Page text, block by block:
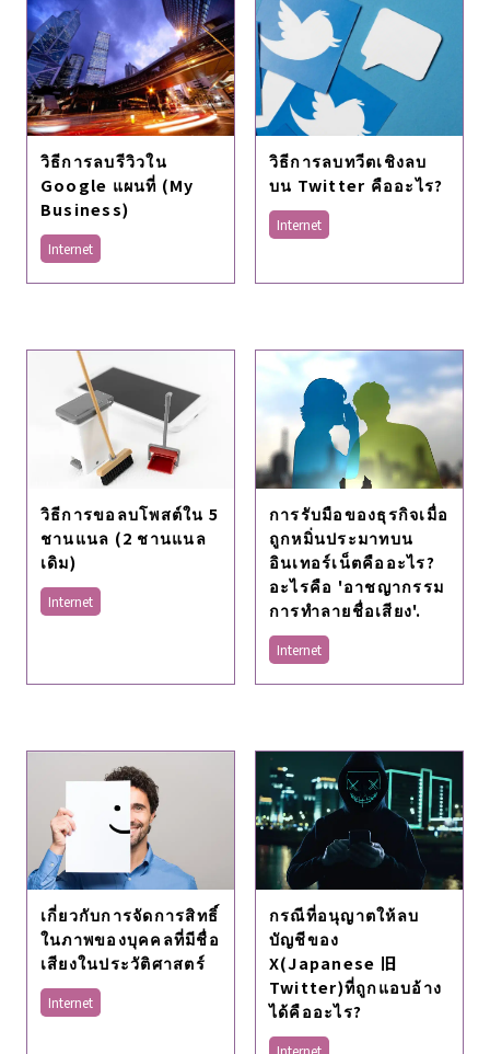
วิธีการลบรีวิวใน
Google แผนที่ (My
Business)
Internet
วิธีการลบทวีตเชิงลบ
บน Twitter คืออะไร?
Internet
วิธีการขอลบโพสต์ใน 5
ชานแนล (2 ชานแนล
เดิม)
Internet
การรับมือของธุรกิจเมื่อ
ถูกหมิ่นประมาทบน
อินเทอร์เน็ตคืออะไร?
อะไรคือ 'อาชญากรรม
การทำลายชื่อเสียง'.
Internet
เกี่ยวกับการจัดการสิทธิ์
ในภาพของบุคคลที่มีชื่อ
เสียงในประวัติศาสตร์
Internet
กรณีที่อนุญาตให้ลบ
บัญชีของ
X(Japanese 旧
Twitter)ที่ถูกแอบอ้าง
ได้คืออะไร?
Internet